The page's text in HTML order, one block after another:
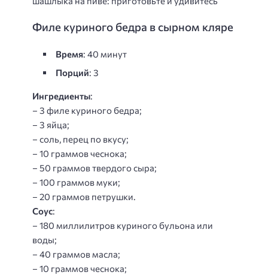
Филе куриного бедра в сырном кляре
Время: 40 минут
Порций: 3
Ингредиенты:
– 3 филе куриного бедра;
– 3 яйца;
– соль, перец по вкусу;
– 10 граммов чеснока;
– 50 граммов твердого сыра;
– 100 граммов муки;
– 20 граммов петрушки.
Соус:
– 180 миллилитров куриного бульона или
воды;
– 40 граммов масла;
– 10 граммов чеснока;